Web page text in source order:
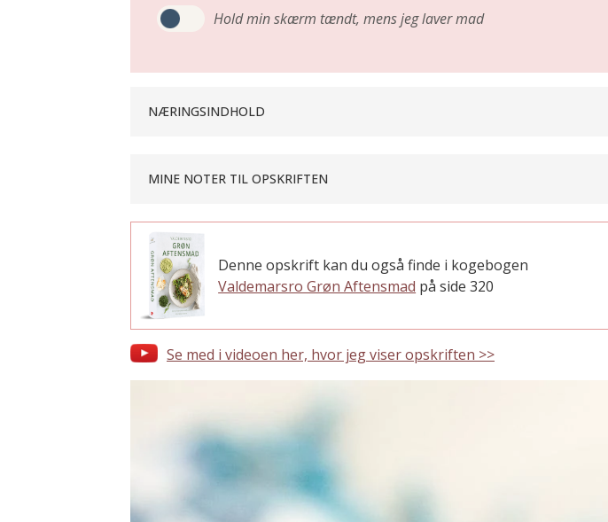
Hold min skærm tændt, mens jeg laver mad
NÆRINGSINDHOLD
MINE NOTER TIL OPSKRIFTEN
Denne opskrift kan du også finde i kogebogen
Valdemarsro Grøn Aftensmad på side 320
Se med i videoen her, hvor jeg viser opskriften >>